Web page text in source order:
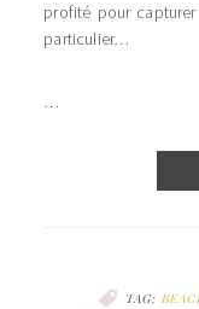
profité pour
particulier…
…
TAG: